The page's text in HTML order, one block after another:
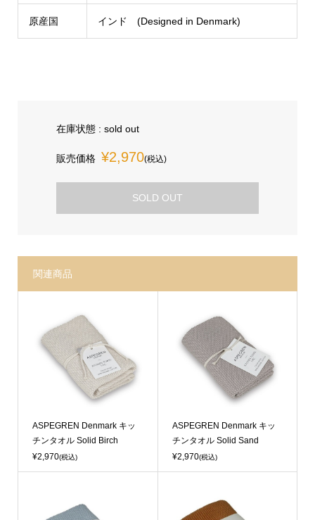
原産国 インド (Designed in Denmark)
在庫状態 : sold out
販売価格 ¥2,970(税込)
SOLD OUT
関連商品
ASPEGREN Denmark キッ
チンタオル Solid Birch
¥2,970(税込)
ASPEGREN Denmark キッ
チンタオル Solid Sand
¥2,970(税込)